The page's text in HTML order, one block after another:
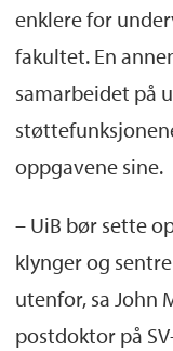
enklere for
fakultet. En
samarbeidet på
oppgavene sine.
– UiB bør sette
klynger og
utenfor, sa John
postdoktor på